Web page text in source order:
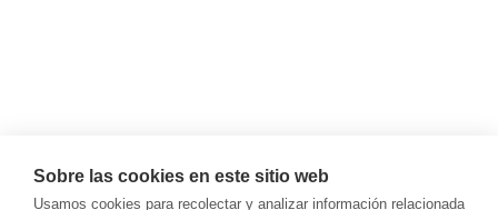
Sobre las cookies en este sitio web
Usamos cookies para recolectar y analizar información relacionada